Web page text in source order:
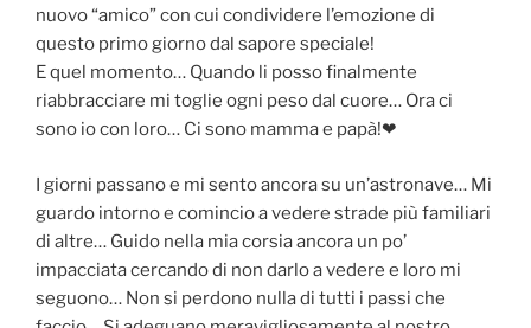
nuovo “amico” con cui condividere l’emozione di
questo primo giorno dal sapore speciale!
E quel momento… Quando li posso finalmente
riabbracciare mi toglie ogni peso dal cuore… Ora ci
sono io con loro… Ci sono mamma e papà!❤
I giorni passano e mi sento ancora su un’astronave… Mi
guardo intorno e comincio a vedere strade più familiari
di altre… Guido nella mia corsia ancora un po’
impacciata cercando di non darlo a vedere e loro mi
seguono… Non si perdono nulla di tutti i passi che